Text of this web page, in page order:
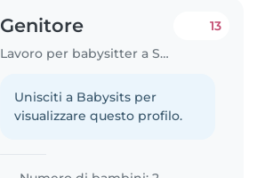
Genitore
Lavoro per babysitter a Scafati
13
Unisciti a Babysits per
visualizzare questo profilo.